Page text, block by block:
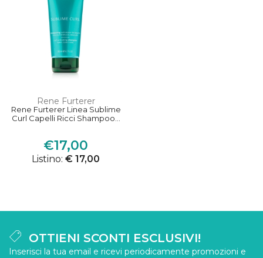
Rene Furterer
Rene Furterer Linea Sublime
Curl Capelli Ricci Shampoo...
€17,00
Listino: € 17,00
OTTIENI SCONTI ESCLUSIVI!
Inserisci la tua email e ricevi periodicamente promozioni e